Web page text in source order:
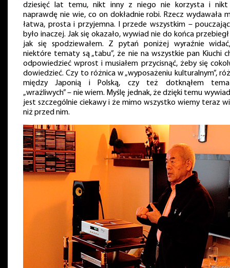
dziesięć lat temu, nikt inny z niego nie korzysta i
naprawdę nie wie, co on dokładnie robi. Rzecz wydawała
łatwa, prosta i przyjemna. I przede wszystkim –
było inaczej. Jak się okazało, wywiad nie do końca
jak się spodziewałem. Z pytań poniżej wyraźnie
niektóre tematy są „tabu”, że nie na wszystkie pan Kiuchi
odpowiedzieć wprost i musiałem przycisnąć, żeby się
dowiedzieć. Czy to różnica w „wyposażeniu kulturalnym”,
między Japonią i Polską, czy też dotknąłem
„wrażliwych” – nie wiem. Myślę jednak, że dzięki temu
jest szczególnie ciekawy i że mimo wszystko wiemy teraz
niż przed nim.